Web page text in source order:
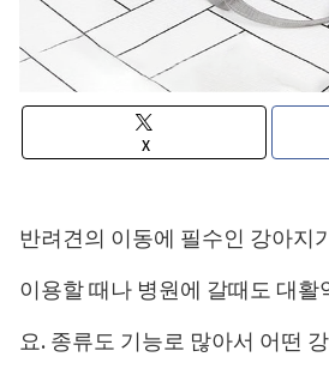
X
반려견의 이동에 필수인 강아지
이용할 때나 병원에 갈때도 대활
요. 종류도 기능로 많아서 어떤